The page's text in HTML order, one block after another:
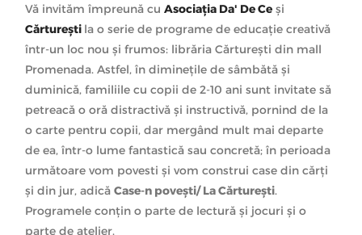
Vă invităm împreună cu Asociația Da' De Ce și
Cărturești la o serie de programe de educație creativă
într-un loc nou și frumos: librăria Cărturești din mall
Promenada. Astfel, în diminețile de sâmbătă și
duminică, familiile cu copii de 2-10 ani sunt invitate să
petreacă o oră distractivă și instructivă, pornind de la
o carte pentru copii, dar mergând mult mai departe
de ea, într-o lume fantastică sau concretă; în perioada
următoare vom povesti și vom construi case din cărți
și din jur, adică Case-n povești/ La Cărturești.
Programele conțin o parte de lectură și jocuri și o
parte de atelier.